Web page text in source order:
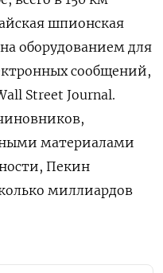
шпионская
оборудованием для
сообщений,
Street Journal.
материалами
Пекин
миллиардов